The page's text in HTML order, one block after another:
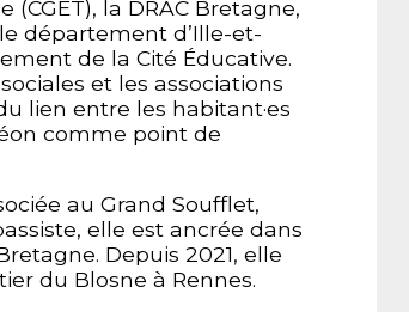
la DRAC Bretagne,
département d’Ille-et-
de la Cité Éducative.
et les associations
lien entre les habitant·es
comme point de
au Grand Soufflet,
elle est ancrée dans
Depuis 2021, elle
du Blosne à Rennes.